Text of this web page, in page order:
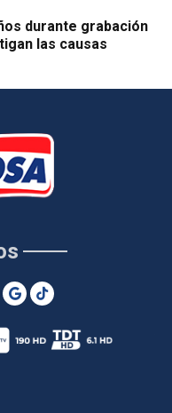
durante grabación
las causas